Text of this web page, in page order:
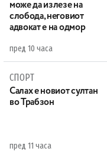
може да излезе на
слобода, неговиот
адвокат е на одмор
пред 10 часа
СПОРТ
Салах е новиот султан
во Трабзон
пред 11 часа